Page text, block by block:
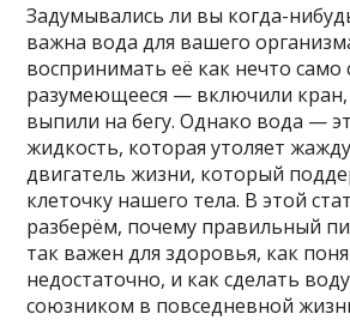
Задумывались ли вы когда-
важна вода для вашего
воспринимать её как нечто само
разумеющееся — включили кран,
выпили на бегу. Однако вода —
жидкость, которая утоляет
двигатель жизни, который
клеточку нашего тела. В этой
разберём, почему правильный
так важен для здоровья, как
недостаточно, и как сделать
союзником в повседневной